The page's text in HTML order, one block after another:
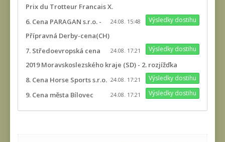
Prix du Trotteur Francais X.
Výsledky dostihu
24.08. 15:48
6. Cena PARAGAN s.r.o. -
Přípravná Derby-cena(CH)
Výsledky dostihu
24.08. 17:21
7. Středoevropská cena
2019 Moravskoslezského kraje (SD) - 2. rozjížďka
Výsledky dostihu
24.08. 17:21
8. Cena Horse Sports s.r.o.
Výsledky dostihu
24.08. 17:21
9. Cena města Bílovec